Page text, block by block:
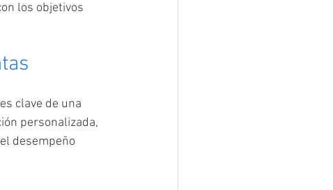
los objetivos
clave de una
personalizada,
desempeño